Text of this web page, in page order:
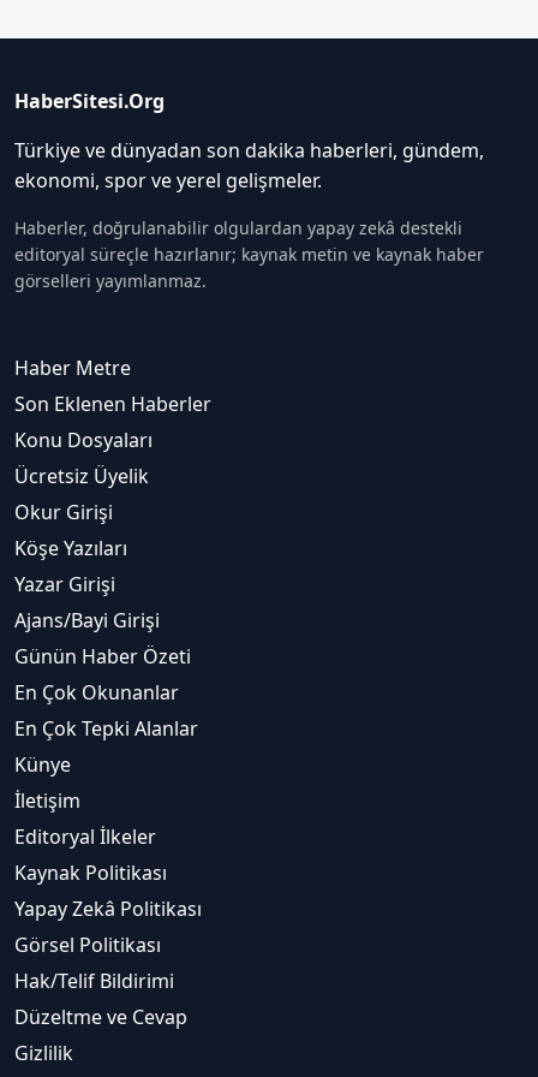
HaberSitesi.Org
Türkiye ve dünyadan son dakika haberleri, gündem,
ekonomi, spor ve yerel gelişmeler.
Haberler, doğrulanabilir olgulardan yapay zekâ destekli
editoryal süreçle hazırlanır; kaynak metin ve kaynak haber
görselleri yayımlanmaz.
Haber Metre
Son Eklenen Haberler
Konu Dosyaları
Ücretsiz Üyelik
Okur Girişi
Köşe Yazıları
Yazar Girişi
Ajans/Bayi Girişi
Günün Haber Özeti
En Çok Okunanlar
En Çok Tepki Alanlar
Künye
İletişim
Editoryal İlkeler
Kaynak Politikası
Yapay Zekâ Politikası
Görsel Politikası
Hak/Telif Bildirimi
Düzeltme ve Cevap
Gizlilik